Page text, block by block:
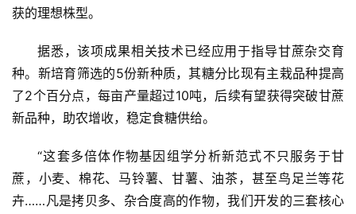
获的理想株型。
据悉，该项成果相关技术已经应用于指导甘蔗杂交育
种。新培育筛选的5份新种质，其糖分比现有主栽品种提高
了2个百分点，每亩产量超过10吨，后续有望获得突破甘蔗
新品种，助农增收，稳定食糖供给。
“这套多倍体作物基因组学分析新范式不只服务于甘
蔗，小麦、棉花、马铃薯、甘薯、油茶，甚至鸟足兰等花
卉……凡是拷贝多、杂合度高的作物，我们开发的三套核心